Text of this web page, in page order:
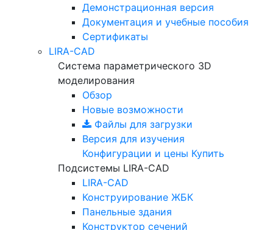
Демонстрационная версия
Документация и учебные пособия
Сертификаты
LIRA-CAD
Система параметрического 3D
моделирования
Обзор
Новые возможности
Файлы для загрузки
Версия для изучения
Конфигурации и цены Купить
Подсистемы LIRA-CAD
LIRA-CAD
Конструирование ЖБК
Панельные здания
Конструктор сечений